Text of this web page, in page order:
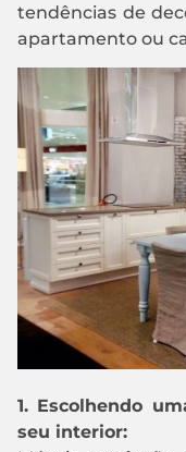
tendências de
apartamento ou
1. Escolhendo
seu interior: